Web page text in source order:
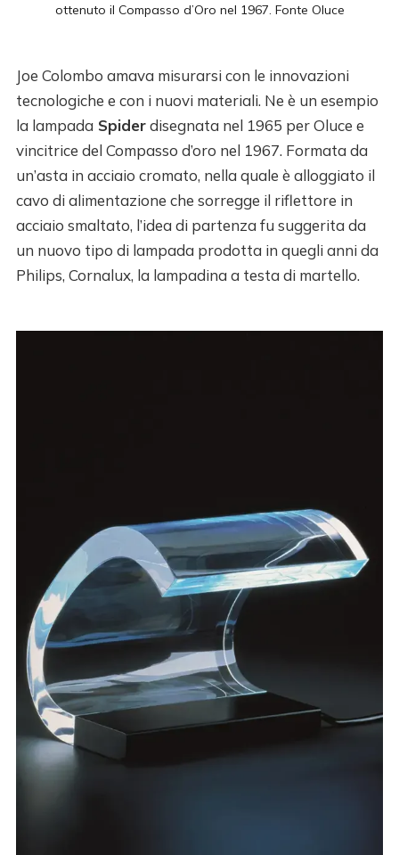
ottenuto il Compasso d’Oro nel 1967. Fonte Oluce
Joe Colombo amava misurarsi con le innovazioni
tecnologiche e con i nuovi materiali. Ne è un esempio
la lampadaSpiderdisegnata nel 1965 per Oluce e
vincitrice del Compasso d’oro nel 1967. Formata da
un’asta in acciaio cromato, nella quale è alloggiato il
cavo di alimentazione che sorregge il riflettore in
acciaio smaltato, l’idea di partenza fu suggerita da
un nuovo tipo di lampada prodotta in quegli anni da
Philips, Cornalux, la lampadina a testa di martello.